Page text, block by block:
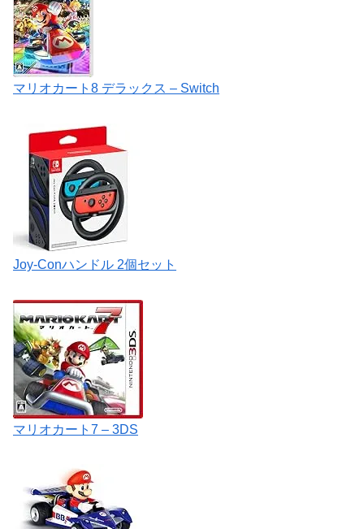
マリオカート 8 デラックス – Switch
Joy-Conハンドル 2個セット
マリオカート 7 – 3DS